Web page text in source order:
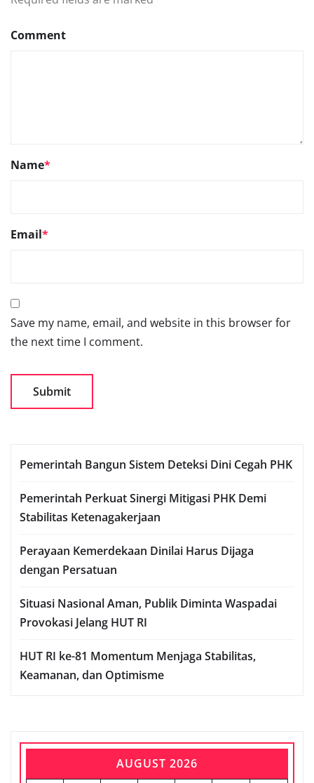
Comment
Name*
Email*
Save my name, email, and website in this browser for
the next time I comment.
Pemerintah Bangun Sistem Deteksi Dini Cegah PHK
Pemerintah Perkuat Sinergi Mitigasi PHK Demi
Stabilitas Ketenagakerjaan
Perayaan Kemerdekaan Dinilai Harus Dijaga
dengan Persatuan
Situasi Nasional Aman, Publik Diminta Waspadai
Provokasi Jelang HUT RI
HUT RI ke-81 Momentum Menjaga Stabilitas,
Keamanan, dan Optimisme
AUGUST 2026